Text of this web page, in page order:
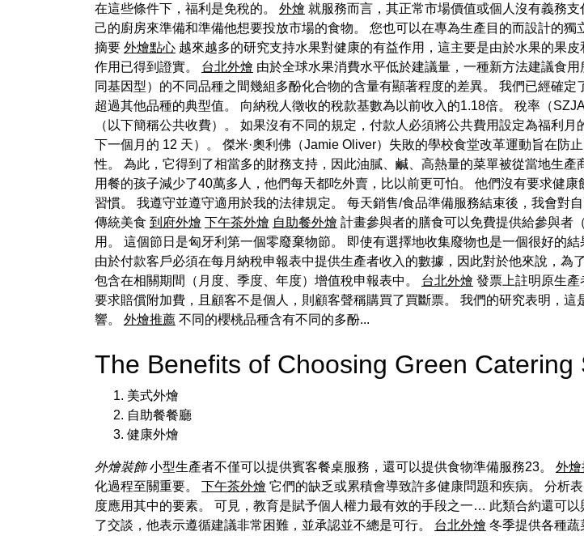
在這些條件下，福利是免稅的。 外燴 就服務而言，其正常市場價值或個人沒有義務
己的廚房來準備和準備他想要投放市場的食物。 您也可以在專為生產目的而設計的
摘要 外燴點心 越來越多的研究支持水果對健康的有益作用，這主要是由於水果的果
作用已得到證實。 台北外燴 由於全球水果消費水平低於建議量，一種新方法建議食
同基因型）的不同品種之間幾組多酚化合物的含量有顯著程度的差異。 我們已經確定
超過其他品種的典型值。 向納稅人徵收的稅款基數為以前收入的1.18倍。 稅率（
（以下簡稱公共收費）。 如果沒有不同的規定，付款人必須將公共費用設定為福利
下一個月的 12 天）。 傑米·奧利佛（Jamie Oliver）失敗的學校食堂改革運動旨在防
性。 為此，它得到了相當多的財務支持，因此油膩、鹹、高熱量的菜單被從當地生
用餐的孩子減少了40萬多人，他們每天都吃外賣，比以前更可怕。 他們沒有要求健
習慣。 我遵守並遵守適用於我的法律規定。 每天銷售/食品準備服務結束後，我會對
傳統美食 到府外燴 下午茶外燴 自助餐外燴 計畫參與者的膳食可以免費提供給參與者
用。 這個節日是匈牙利第一個零廢棄物節。 即使有選擇地收集廢物也是一個很好的結
由於付款客戶必須在每月納稅申報表中提供生產者收入的數據，因此對於他來說，
包含在相關期間（月度、季度、年度）增值稅申報表中。 台北外燴 發票上註明原生產
要求賠償附加費，且顧客不是個人，則顧客聲稱購買了買斷票。 我們的研究表明，
響。 外燴推薦 不同的櫻桃品種含有不同的多酚...
The Benefits of Choosing Green Catering
美式外燴
自助餐餐廳
健康外燴
外燴裝飾小型生產者不僅可以提供賓客餐桌服務，還可以提供食物準備服務23。 外
化過程至關重要。 下午茶外燴 它們的缺乏或累積會導致許多健康問題和疾病。 分析
度應用其中的要素。 可見，教育是賦予個人權力最有效的手段之一… 此類合約還可
了交談，他表示遵循建議非常困難，並承認並不總是可行。 台北外燴 冬季提供各種蔬